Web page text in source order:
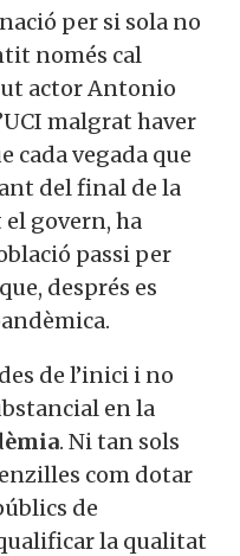
per si sola no
només cal
actor Antonio
malgrat haver
cada vegada que
del final de la
govern, ha
passi per
després es
de l’inici i no
en la
. Ni tan sols
com dotar
de
la qualitat